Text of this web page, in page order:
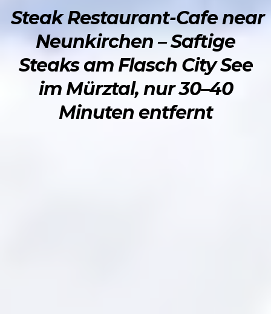
Steak Restaurant-Cafe near
Neunkirchen – Saftige
Steaks am Flasch City See
im Mürztal, nur 30–40
Minuten entfernt